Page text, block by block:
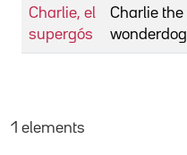
Charlie, el
supergós
Charlie the
wonderdog
1 elements